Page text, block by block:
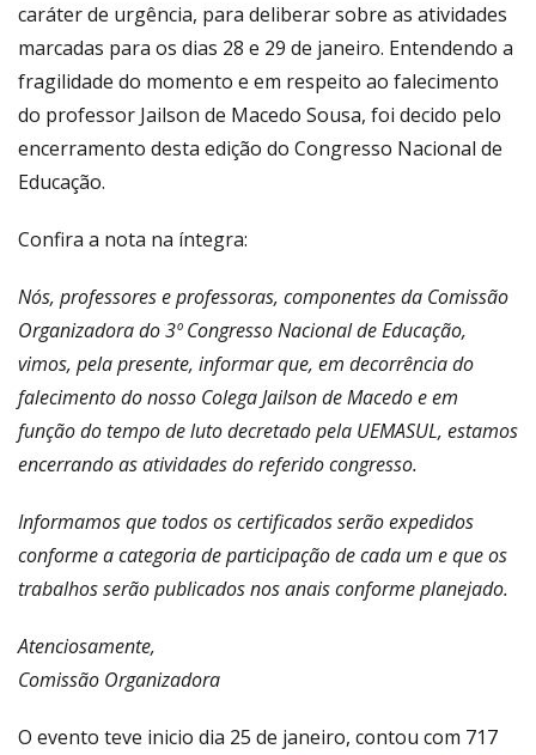
caráter de urgência, para deliberar sobre as atividades
marcadas para os dias 28 e 29 de janeiro. Entendendo a
fragilidade do momento e em respeito ao falecimento
do professor Jailson de Macedo Sousa, foi decido pelo
encerramento desta edição do Congresso Nacional de
Educação.
Confira a nota na íntegra:
Nós, professores e professoras, componentes da Comissão
Organizadora do 3º Congresso Nacional de Educação,
vimos, pela presente, informar que, em decorrência do
falecimento do nosso Colega Jailson de Macedo e em
função do tempo de luto decretado pela UEMASUL, estamos
encerrando as atividades do referido congresso.
Informamos que todos os certificados serão expedidos
conforme a categoria de participação de cada um e que os
trabalhos serão publicados nos anais conforme planejado.
Atenciosamente,
Comissão Organizadora
O evento teve inicio dia 25 de janeiro, contou com 717